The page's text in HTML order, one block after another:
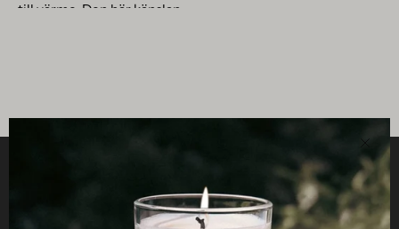
till värme. Den här känslan...